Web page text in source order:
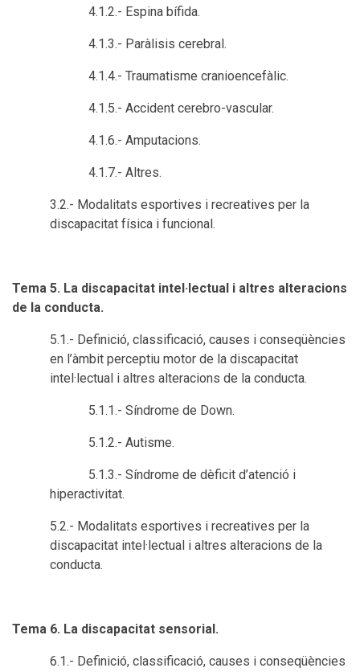
4.1.2.- Espina bífida.
4.1.3.- Paràlisis cerebral.
4.1.4.- Traumatisme cranioencefàlic.
4.1.5.- Accident cerebro-vascular.
4.1.6.- Amputacions.
4.1.7.- Altres.
3.2.- Modalitats esportives i recreatives per la
discapacitat física i funcional.
Tema 5. La discapacitat intel·lectual i altres alteracions
de la conducta.
5.1.- Definició, classificació, causes i conseqüències
en l’àmbit perceptiu motor de la discapacitat
intel·lectual i altres alteracions de la conducta.
5.1.1.- Síndrome de Down.
5.1.2.- Autisme.
5.1.3.- Síndrome de dèficit d’atenció i
hiperactivitat.
5.2.- Modalitats esportives i recreatives per la
discapacitat intel·lectual i altres alteracions de la
conducta.
Tema 6. La discapacitat sensorial.
6.1.- Definició, classificació, causes i conseqüències